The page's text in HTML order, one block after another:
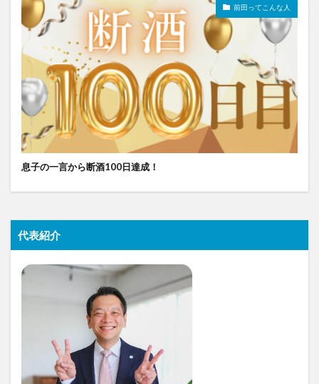
前田ってこんな人
息子の一言から断酒100日達成！
代表紹介